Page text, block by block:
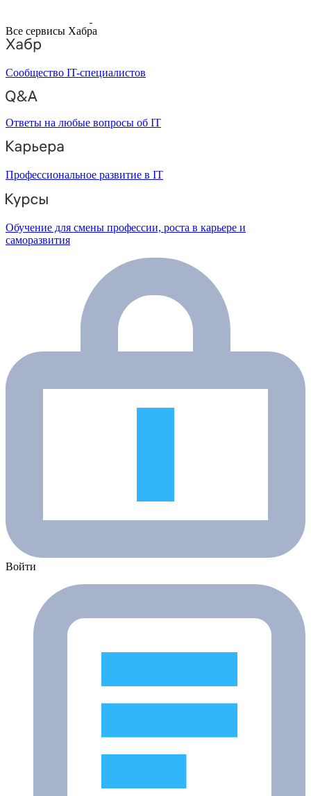
Все сервисы Хабра
Сообщество IT-специалистов
Ответы на любые вопросы об IT
Профессиональное развитие в IT
Обучение для смены профессии, роста в карьере и
саморазвития
Войти